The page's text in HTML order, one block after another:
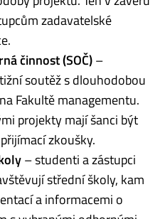
zadavatelské
činnost (SOČ)–
soutěž s dlouhodobou
Fakultě managementu.
projekty mají šanci být
zkoušky.
– studenti a zástupci
střední školy, kam
a informacemi o